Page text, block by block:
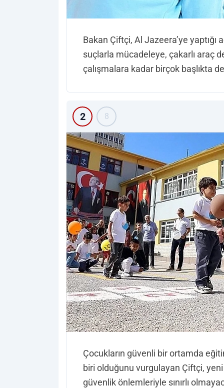
Bakan Çiftçi, Al Jazeera’ye
suçlarla mücadeleye, çakarlı araç
çalışmalara kadar birçok başlıkta
2 8
Çocukların güvenli bir ortamda
biri olduğunu vurgulayan Çiftçi,
güvenlik önlemleriyle sınırlı